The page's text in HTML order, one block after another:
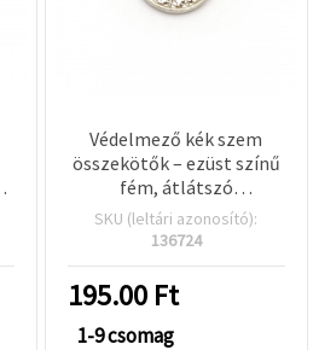
Védelmező kék szem
összekötők – ezüst színű
fém, átlátszó
kristályokkal, 16,5×11×2
mm, furat 1,5 mm – 2 db,
SKU (leltári azonosító):
136724
195.00 Ft
1-9 csomag